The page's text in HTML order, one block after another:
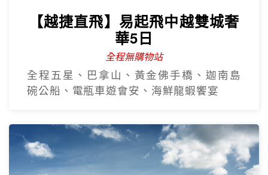
【越捷直飛】易起飛中越雙城奢
華5日
全程無購物站
全程五星、巴拿山、黃金佛手橋、迦南島
碗公船、電瓶車遊會安、海鮮龍蝦饗宴